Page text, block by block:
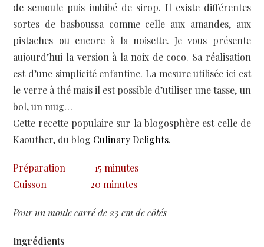
de semoule puis imbibé de sirop. Il existe différentes
sortes de basboussa comme celle aux amandes, aux
pistaches ou encore à la noisette. Je vous présente
aujourd’hui la version à la noix de coco. Sa réalisation
est d’une simplicité enfantine. La mesure utilisée ici est
le verre à thé mais il est possible d’utiliser une tasse, un
bol, un mug…
Cette recette populaire sur la blogosphère est celle de
Kaouther, du blog Culinary Delights.
Préparation
15 minutes
Cuisson
20 minutes
Pour un moule carré de 23 cm de côtés
Ingrédients